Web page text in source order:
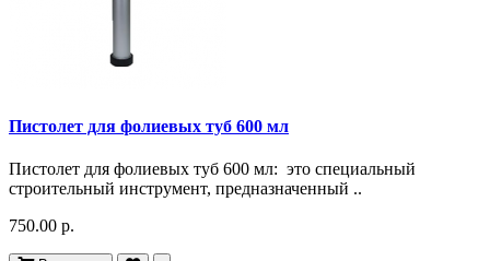
Пистолет для фолиевых туб 600 мл
Пистолет для фолиевых туб 600 мл: это специальный
строительный инструмент, предназначенный ..
750.00 р.